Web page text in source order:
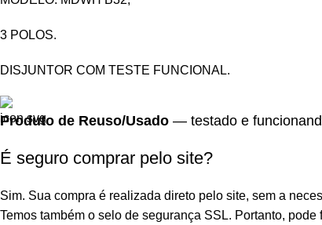
3 POLOS.
DISJUNTOR COM TESTE FUNCIONAL.
Produto de Reuso/Usado — testado e
É seguro comprar pelo site?
Sim. Sua compra é realizada direto pelo site, sem a
Temos também o selo de segurança SSL. Portanto,